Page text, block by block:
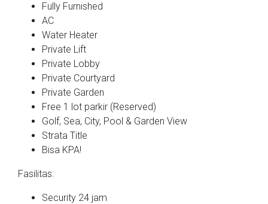
Fully Furnished
AC
Water Heater
Private Lift
Private Lobby
Private Courtyard
Private Garden
Free 1 lot parkir (Reserved)
Golf, Sea, City, Pool & Garden View
Strata Title
Bisa KPA!
Fasilitas:
Security 24 jam